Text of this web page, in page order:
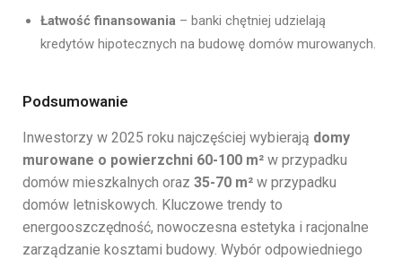
Łatwość finansowania – banki chętniej udzielają
kredytów hipotecznych na budowę domów murowanych.
Podsumowanie
Inwestorzy w 2025 roku najczęściej wybierają domy
murowane o powierzchni 60-100 m² w przypadku
domów mieszkalnych oraz 35-70 m² w przypadku
domów letniskowych. Kluczowe trendy to
energooszczędność, nowoczesna estetyka i racjonalne
zarządzanie kosztami budowy. Wybór odpowiedniego